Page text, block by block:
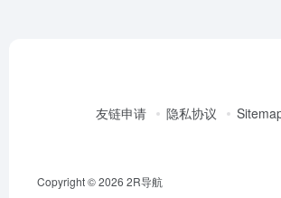
友链申请 隐私协议
Copyright © 2026 2R导航